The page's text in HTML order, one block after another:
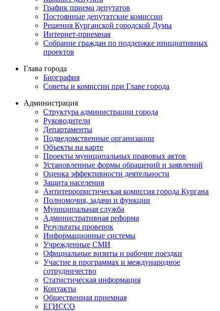
График приема депутатов
Постоянные депутатские комиссии
Решения Курганской городской Думы
Интернет-приемная
Собрание граждан по поддержке инициативных
проектов
Глава города
Биография
Советы и комиссии при Главе города
Администрация
Структура администрации города
Руководители
Департаменты
Подведомственные организации
Объекты на карте
Проекты муниципальных правовых актов
Установленные формы обращений и заявлений
Оценка эффективности деятельности
Защита населения
Антитеррористическая комиссия города Кургана
Полномочия, задачи и функции
Муниципальная служба
Административная реформа
Результаты проверок
Информационные системы
Учрежденные СМИ
Официальные визиты и рабочие поездки
Участие в программах и международное
сотрудничество
Статистическая информация
Контакты
Общественная приемная
ЕГИССО